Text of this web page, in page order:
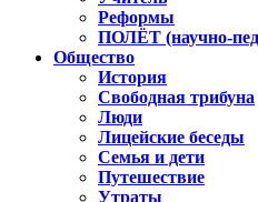
Реформы
ПОЛЁТ (научно-
Общество
История
Свободная трибуна
Люди
Лицейские беседы
Семья и дети
Путешествие
Утраты